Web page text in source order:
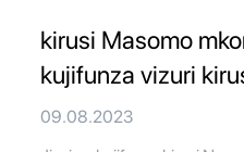
kirusi Masomo
kujifunza vizuri
09.08.2023